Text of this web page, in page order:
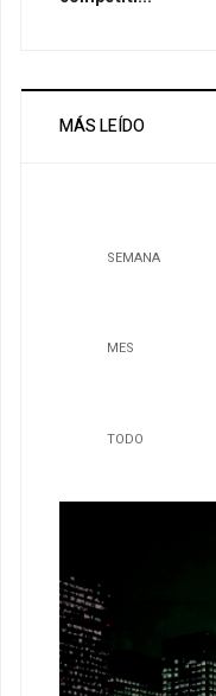
MÁS LEÍDO
SEMANA
MES
TODO